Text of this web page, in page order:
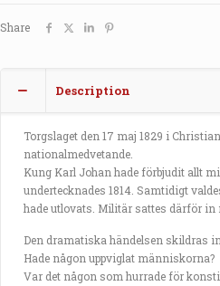
Share
Description
Torgslaget den 17 maj 1829 i
nationalmedvetande.
Kung Karl Johan hade förbjudit allt
undertecknades 1814. Samtidigt
hade utlovats. Militär sattes därför in
Den dramatiska händelsen skildras
Hade någon uppviglat människorna?
Var det någon som hurrade för